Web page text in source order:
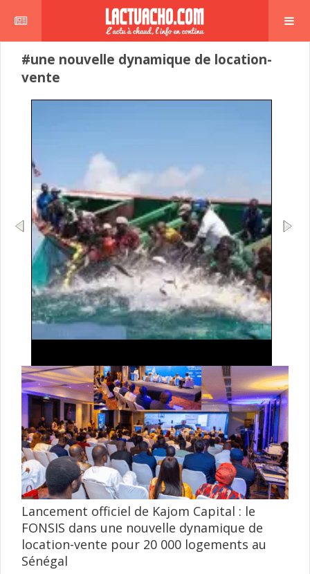
#une nouvelle dynamique de location-
vente
Une traversée fluviale a tourné au drame, jeudi matin, dans la
région de Sédhiou. Une pirogue artisanale reliant Djiredi à ...
lire plus
Lancement officiel de Kajom Capital : le
FONSIS dans une nouvelle dynamique de
location-vente pour 20 000 logements au
Sénégal